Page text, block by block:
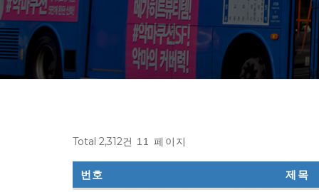
Total 2,312건 11 페이지
번호 제목